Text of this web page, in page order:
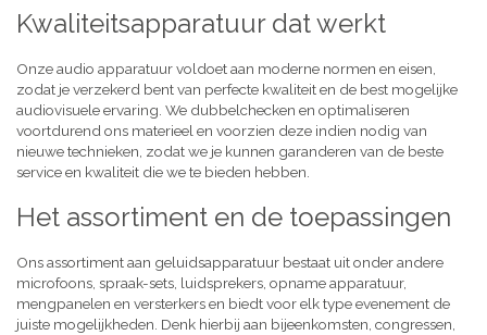
Kwaliteitsapparatuur dat werkt
Onze audio apparatuur voldoet aan moderne normen en eisen,
zodat je verzekerd bent van perfecte kwaliteit en de best mogelijke
audiovisuele ervaring. We dubbelchecken en optimaliseren
voortdurend ons materieel en voorzien deze indien nodig van
nieuwe technieken, zodat we je kunnen garanderen van de beste
service en kwaliteit die we te bieden hebben.
Het assortiment en de toepassingen
Ons assortiment aan geluidsapparatuur bestaat uit onder andere
microfoons, spraak-sets, luidsprekers, opname apparatuur,
mengpanelen en versterkers en biedt voor elk type evenement de
juiste mogelijkheden. Denk hierbij aan bijeenkomsten, congressen,